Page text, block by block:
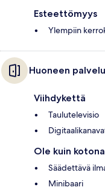
Esteettömyys
Ylempiin
Huoneen
Viihdykettä
Taulutelevisio
Ole kuin
Säädettävä
Minibaari